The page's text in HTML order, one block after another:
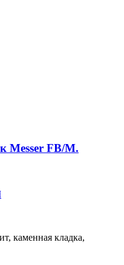
Messer FB/M.
каменная кладка,